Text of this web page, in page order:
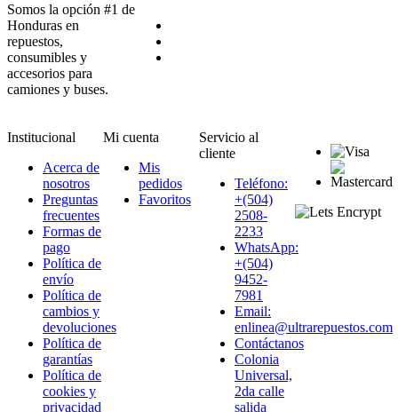
Somos la opción #1 de
Honduras en
repuestos,
consumibles y
accesorios para
camiones y buses.
Institucional
Acerca de
nosotros
Preguntas
frecuentes
Formas de
pago
Política de
envío
Política de
cambios y
devoluciones
Política de
garantías
Política de
cookies y
privacidad
Mi cuenta
Mis
pedidos
Favoritos
Servicio al
cliente
Teléfono:
+(504)
2508-
2233
WhatsApp:
+(504)
9452-
7981
Email:
enlinea@ultrarepuestos.com
Contáctanos
Colonia
Universal,
2da calle
salida